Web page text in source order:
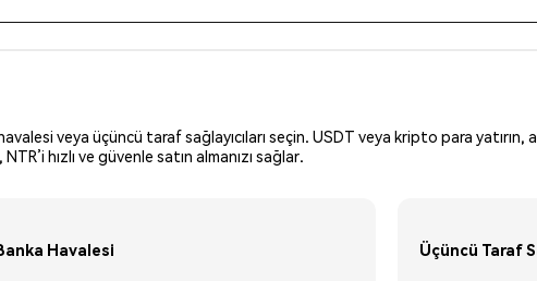
veya üçüncü taraf sağlayıcıları seçin. USDT veya kripto para yatırın,
hızlı ve güvenle satın almanızı sağlar.
Havalesi Üçüncü Taraf